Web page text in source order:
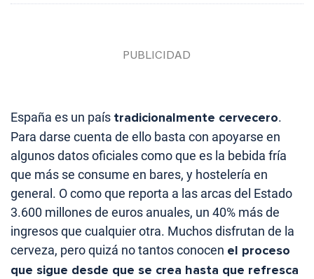
España es un país tradicionalmente cervecero.
Para darse cuenta de ello basta con apoyarse en
algunos datos oficiales como que es la bebida fría
que más se consume en bares, y hostelería en
general. O como que reporta a las arcas del Estado
3.600 millones de euros anuales, un 40% más de
ingresos que cualquier otra. Muchos disfrutan de la
cerveza, pero quizá no tantos conocen el proceso
que sigue desde que se crea hasta que refresca